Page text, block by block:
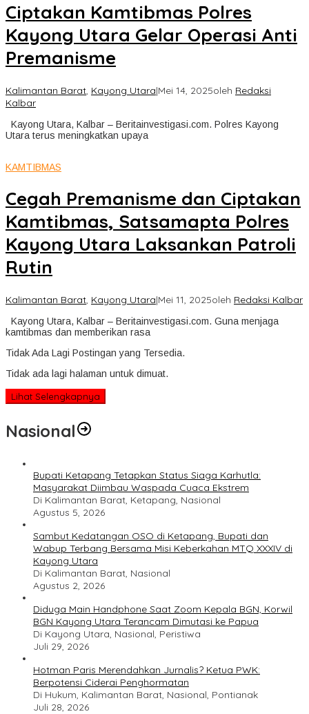
Ciptakan Kamtibmas Polres
Kayong Utara Gelar Operasi Anti
Premanisme
Kalimantan Barat, Kayong Utara|Mei 14, 2025oleh Redaksi
Kalbar
Kayong Utara, Kalbar – Beritainvestigasi.com. Polres Kayong
Utara terus meningkatkan upaya
KAMTIBMAS
Cegah Premanisme dan Ciptakan
Kamtibmas, Satsamapta Polres
Kayong Utara Laksankan Patroli
Rutin
Kalimantan Barat, Kayong Utara|Mei 11, 2025oleh Redaksi Kalbar
Kayong Utara, Kalbar – Beritainvestigasi.com. Guna menjaga
kamtibmas dan memberikan rasa
Tidak Ada Lagi Postingan yang Tersedia.
Tidak ada lagi halaman untuk dimuat.
Lihat Selengkapnya
Nasional
Bupati Ketapang Tetapkan Status Siaga Karhutla:
Masyarakat Diimbau Waspada Cuaca Ekstrem
Di Kalimantan Barat, Ketapang, Nasional
Agustus 5, 2026
Sambut Kedatangan OSO di Ketapang, Bupati dan
Wabup Terbang Bersama Misi Keberkahan MTQ XXXIV di
Kayong Utara
Di Kalimantan Barat, Nasional
Agustus 2, 2026
Diduga Main Handphone Saat Zoom Kepala BGN, Korwil
BGN Kayong Utara Terancam Dimutasi ke Papua
Di Kayong Utara, Nasional, Peristiwa
Juli 29, 2026
Hotman Paris Merendahkan Jurnalis? Ketua PWK:
Berpotensi Ciderai Penghormatan
Di Hukum, Kalimantan Barat, Nasional, Pontianak
Juli 28, 2026